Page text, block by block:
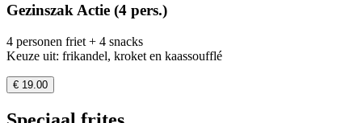
Gezinszak Actie (4 pers.)
4 personen friet + 4 snacks
Keuze uit: frikandel, kroket en kaassoufflé
€ 19.00